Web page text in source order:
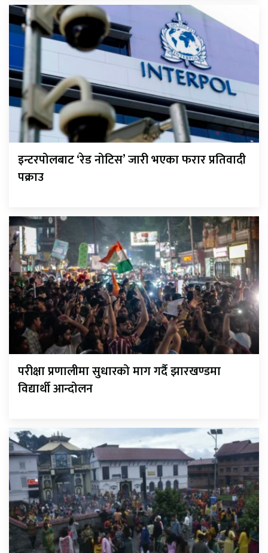
इन्टरपोलबाट ‘रेड नोटिस’ जारी भएका फरार प्रतिवादी
पक्राउ
परीक्षा प्रणालीमा सुधारको माग गर्दै झारखण्डमा
विद्यार्थी आन्दोलन